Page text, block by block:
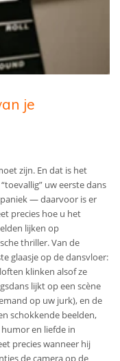
je
zijn. En dat is het
uw eerste dans
— daarvoor is er
precies hoe u het
lijken op
thriller. Van de
glaasje op de dansvloer:
klinken alsof ze
lijkt op een scène
op uw jurk), en de
schokkende beelden,
en liefde in
precies wanneer hij
de camera op de